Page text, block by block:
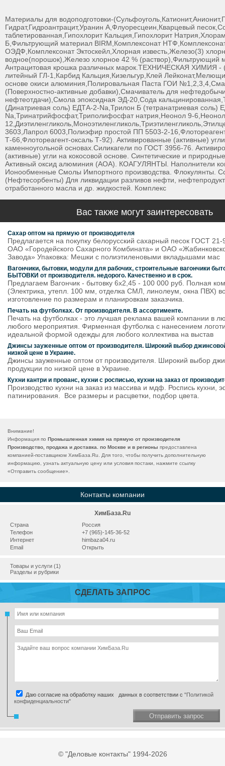
Материалы для водоподготовки-
Гидрат,Гидроантрацит,Уранин А,Флуоресцеин,Кварцевый
таблетированная,Гипохлорит Кальция,Гипохлорит
Б,Фильтрующий материал BIRM,Комплексонат
ОЭДФ,Комплексонат Эктоскейл,Хлорная известь,Железо(3)
водное(порошок),Железо хлорное 42 %
Антрацитовая крошка различных марок.ТЕХНИЧЕСКАЯ ХИМИЯ -
литейный ГЛ-1,Карбид Кальция,Кизельгур,Клей
основе окиси алюминия,Полировальная Паста ГОИ
(Поверхностно-активные добавки),Смачиватель для
нефтеотдачи),Смола эпоксидная ЭД-20,Сода
(Динатриевая соль) ЕДТА-2-Na,Трилон Б (тетранатриевая соль)
Na,Тринатрийфосфат,Триполифосфат натрия,Неонол 9-
3603,Лапрол 6003,Полиэфир простой ПП 5503-2-
Т-66,Флотореагент-оксаль Т-92). Активированные (активные)
каменноугольной основах.Силикагели по ГОСТ 3956-76.
(активные) угли на кокосовой основе. Синтетические и
Активный оксид алюминия (АОА). КОАГУЛЯНТЫ. Наполнители
Ионообменные Смолы Импортного производства. Флокулянты.
(Нефтесорбенты) Для ликвидации разливов нефти,
отработанного масла и др. жидкостей. Комплекс
Вас также могут заинтересовать
Сахар оптом на прямую от производителя
Предлагается на покупку белорусский сахарный песок ГОСТ
ОАО «Городейского Сахарного Комбината» и ОАО
Завода» Упаковка: Мешки с полиэтиленовыми вкладышами мас
Вагончики, бытовки, модули для рабочих, строительные вагончики
БЫТОВКИ от производителя. недорого. Качественно и в срок.
Предлагаем Вагончик - бытовку 6х2,45 - 100 000 руб. Полная
(Электрика, утепл. 100 мм, отделка СМЛ, линолеум, окна ПВХ)
изготовление по размерам и планировкам заказчика.
Печать на футболках. От производителя. В ассортименте.
Печать на футболках - это лучшая реклама вашей компании в
любого мероприятия. Фирменная футболка с нанесением
идеальной формой одежды для любого коллектива на выстав
Джинсы зауженные оптом от производителя. Широкий выбор
низкой цене в Украине.
Джинсы зауженные оптом от производителя. Широкий выбор
продукции по низкой цене в Украине.
Кухни кантри и прованс, кухни с росписью, кухни на заказ от
Производство кухни на заказ из массива и мдф. Роспись кухни,
патинирования. Все размеры и расцветки, подбор цвета.
Внимание!
Информация по Промышленная химия на прямую от производителя
Производство, продажа и доставка. по Москве и в регионы предоставлена
компанией-поставщиком ХимБаза.Ru. Для того, чтобы получить дополнительную
информацию, узнать актуальную цену или условия постаки, нажмите ссылку
«Отправить сообщение».
Контакты компании
ХимБаза.Ru
Страна
Россия
Телефон
+7 (965)-145-36-52
Интернет
himbaza04.ru
Email
Открыть
Товары и услуги (1)
Разделы и рубрики
СДЕЛАТЬ ЗАПРОС
Даю согласие на обработку наших данных в соответствии с "Политикой
конфиденциальности"
Отправить запрос
© "Деловые контакты" 1994-2026